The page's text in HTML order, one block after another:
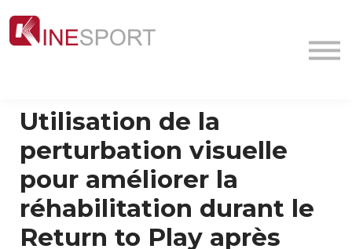
La société
Académie
Utilisation de la
perturbation visuelle
pour améliorer la
réhabilitation durant le
Return to Play après